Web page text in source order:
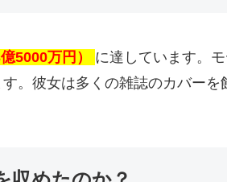
5000万円）
に達しています。
。彼女は多くの雑誌のカバー